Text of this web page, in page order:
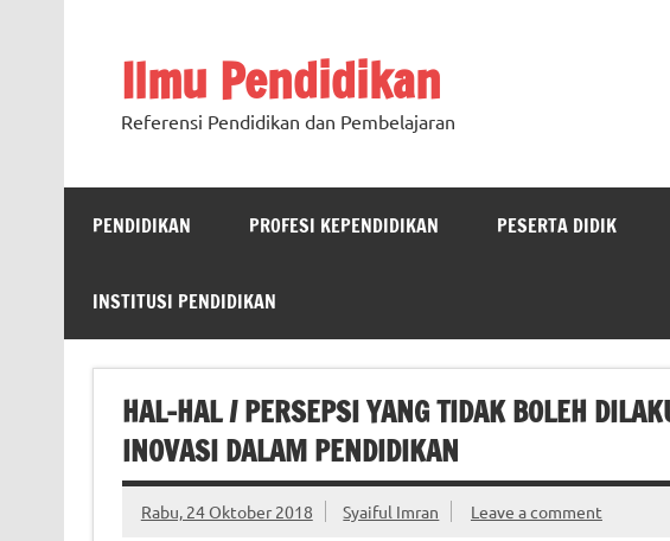
Ilmu Pendidikan
Referensi Pendidikan dan Pembelajaran
PENDIDIKAN PROFESI KEPENDIDIKAN PESERTA DIDIK
INSTITUSI PENDIDIKAN
HAL-HAL / PERSEPSI YANG TIDAK BOLEH
INOVASI DALAM PENDIDIKAN
Rabu, 24 Oktober 2018 Syaiful Imran Leave a comment